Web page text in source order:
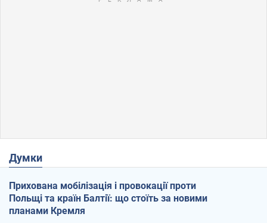
Думки
Прихована мобілізація і провокації проти
Польщі та країн Балтії: що стоїть за новими
планами Кремля